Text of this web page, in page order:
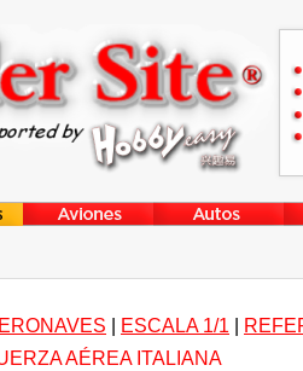
| ESCALA 1/1 |
AÉREA ITALIANA